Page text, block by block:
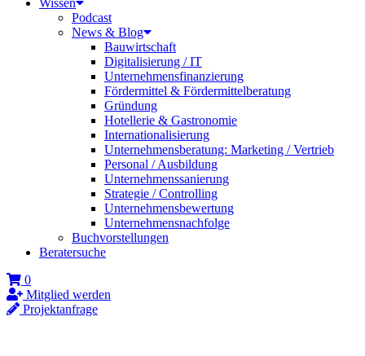
Wissen
Podcast
News & Blog
Bauwirtschaft
Digitalisierung / IT
Unternehmensfinanzierung
Fördermittel & Fördermittelberatung
Gründung
Hotellerie & Gastronomie
Internationalisierung
Unternehmensberatung: Marketing / Vertrieb
Personal / Ausbildung
Unternehmenssanierung
Strategie / Controlling
Unternehmensbewertung
Unternehmensnachfolge
Buchvorstellungen
Beratersuche
0
Mitglied werden
Projektanfrage